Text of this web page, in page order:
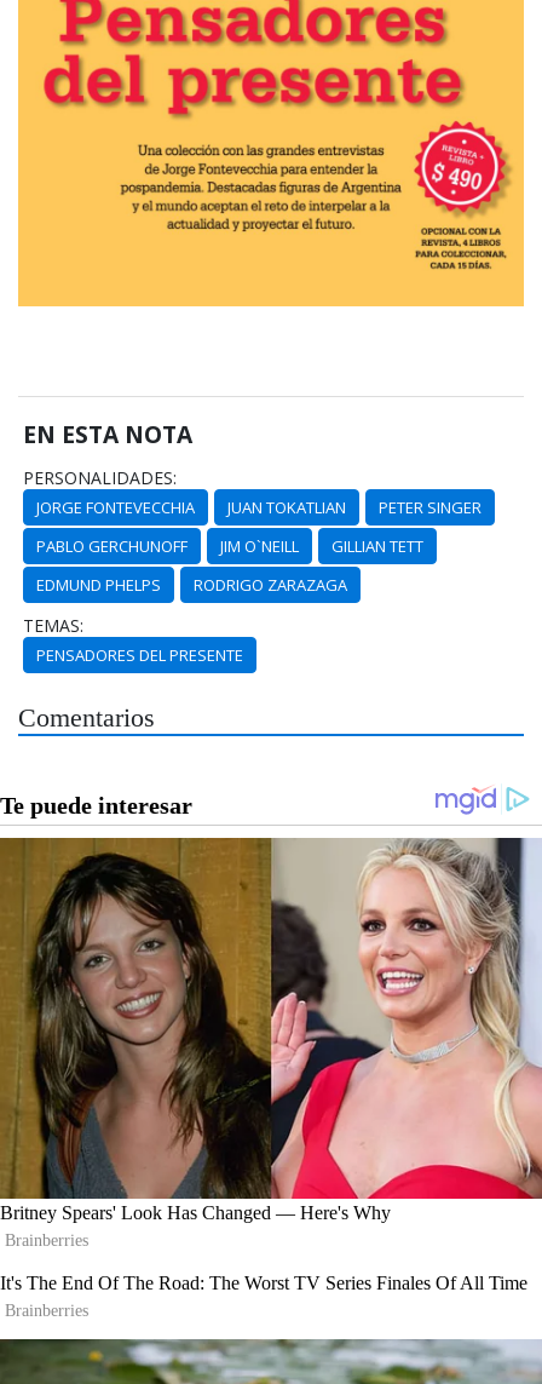
EN ESTA NOTA
PERSONALIDADES:
JORGE FONTEVECCHIA JUAN TOKATLIAN
PETER SINGER
PABLO GERCHUNOFF
JIM O`NEILL
GILLIAN TETT
EDMUND PHELPS
RODRIGO ZARAZAGA
TEMAS:
PENSADORES DEL PRESENTE
Comentarios